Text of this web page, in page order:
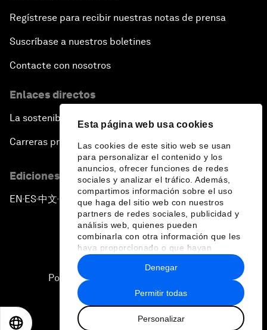
Esta página web usa cookies
Las cookies de este sitio web se usan
para personalizar el contenido y los
anuncios, ofrecer funciones de redes
sociales y analizar el tráfico. Además,
compartimos información sobre el uso
que haga del sitio web con nuestros
partners de redes sociales, publicidad y
análisis web, quienes pueden
combinarla con otra información que les
haya proporcionado o que hayan
recopilado a partir del uso que haya
hecho de sus servicios.
Permitir todas
Personalizar
Denegar
Regístrese para recibir nuestras notas de prensa
Suscríbase a nuestros boletines
Contacte con nosotros
Enlaces directos
La sostenibilidad en el Foro
Carreras profesionales
Ediciones en otros idiomas
EN ▪ES▪中文▪ 日本語
Política de privacidad y normas de uso
Sitemap
2026 Foro Económico Mundial